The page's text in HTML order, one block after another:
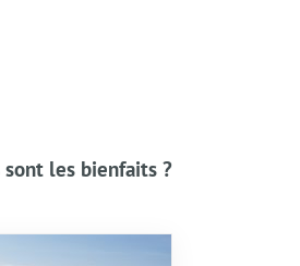
sont les bienfaits ?